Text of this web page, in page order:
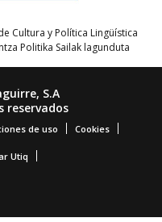
Cultura y Política Lingüística
Politika Sailak lagunduta
S.A
reservados
de uso Cookies
Utiq